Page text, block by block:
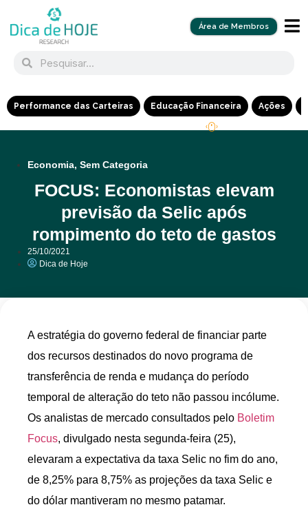
Área de Membros
Performance das Carteiras Educação Financeira Ações
Economia, Sem Categoria
FOCUS: Economistas elevam
previsão da Selic após
rompimento do teto de gastos
25/10/2021
Dica de Hoje
A estratégia do governo federal de financiar parte
dos recursos destinados do novo programa de
transferência de renda e mudança do período
temporal de alteração do teto não passou incólume.
Os analistas de mercado consultados pelo Boletim
Focus, divulgado nesta segunda-feira (25),
elevaram a expectativa da taxa Selic no fim do ano,
de 8,25% para 8,75% as projeções da taxa Selic e
do dólar mantiveram no mesmo patamar.